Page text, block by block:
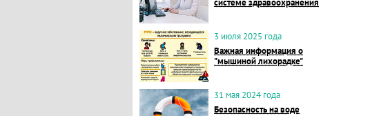
системе здравоохранения
3 июля 2025 года
Важная информация о
"мышиной лихорадке"
31 мая 2024 года
Безопасность на воде